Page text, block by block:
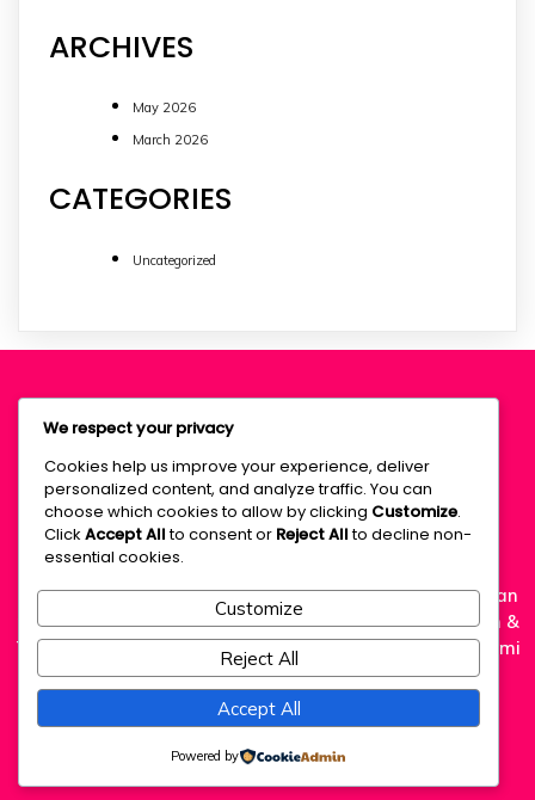
ARCHIVES
May 2026
March 2026
CATEGORIES
Uncategorized
Rumah Subsidi
Tangerang
Miliki Rumah Subsidi Tangerang siap huni dengan cicilan
ringan Rp1,2 Juta FLAT! Lokasi strategis dekat Stasiun &
Tol, bangunan double dinding, dan SHM. Proses KPR kami
bantu sampai serah terima kunci. Unit terbatas!
We respect your privacy
Cookies help us improve your experience, deliver
personalized content, and analyze traffic. You can
choose which cookies to allow by clicking Customize.
Click Accept Allto consent or Reject Allto decline non-
essential cookies.
Customize
Reject All
Accept All
Powered by